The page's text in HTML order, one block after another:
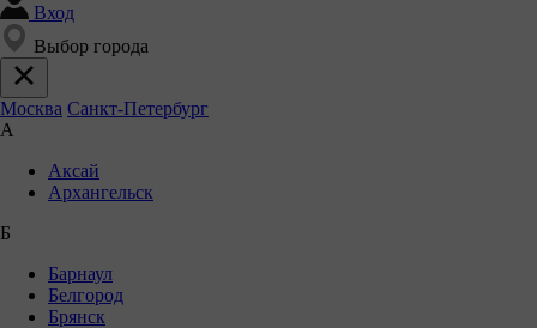
Вход
Выбор города
Москва Санкт-Петербург
А
Аксай
Архангельск
Б
Барнаул
Белгород
Брянск